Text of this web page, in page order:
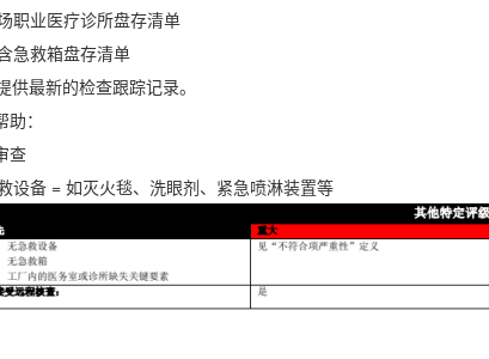
业医疗诊所盘存清单
救箱盘存清单
最新的检查跟踪记录。
：
备 = 如灭火毯、洗眼剂、紧急喷淋装置等